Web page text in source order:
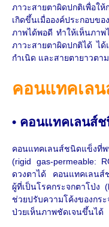
ภาวะสายตาผิดปกติเพื่อใ
เกิดขึ้นเมื่อองค์ประกอบข
ภาพได้พอดี ทำให้เห็นภา
ภาวะสายตาผิดปกติได้ ไ
กำเนิด และสายตายาวตา
คอนแทคเล
• คอนแทคเลนส์
คอนแทคเลนส์ชนิดแข็งที่
(rigid gas-permeable:
ดวงตาได้ คอนแทคเลนส์
ผู้ที่เป็นโรคกระจกตาโป่ง
ช่วยปรับความโค้งของกร
ป่วยเห็นภาพชัดเจนขึ้นได้